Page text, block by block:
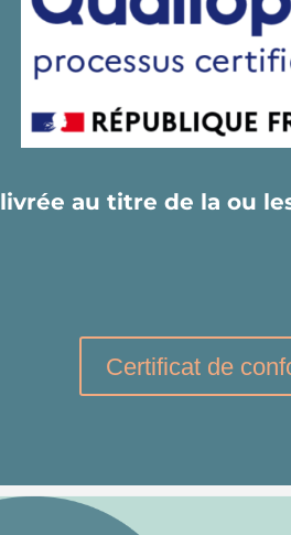
au titre de la ou
Certificat de